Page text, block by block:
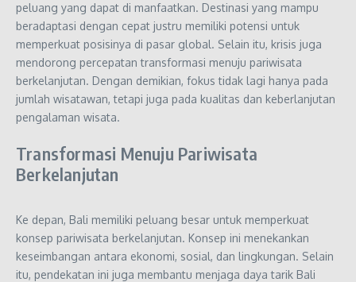
peluang yang dapat di manfaatkan. Destinasi yang mampu
beradaptasi dengan cepat justru memiliki potensi untuk
memperkuat posisinya di pasar global. Selain itu, krisis juga
mendorong percepatan transformasi menuju pariwisata
berkelanjutan. Dengan demikian, fokus tidak lagi hanya pada
jumlah wisatawan, tetapi juga pada kualitas dan keberlanjutan
pengalaman wisata.
Transformasi Menuju Pariwisata
Berkelanjutan
Ke depan, Bali memiliki peluang besar untuk memperkuat
konsep pariwisata berkelanjutan. Konsep ini menekankan
keseimbangan antara ekonomi, sosial, dan lingkungan. Selain
itu, pendekatan ini juga membantu menjaga daya tarik Bali